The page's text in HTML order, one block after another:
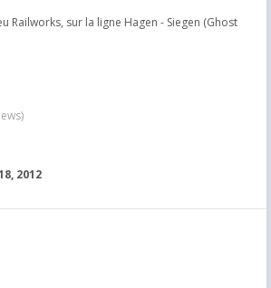
Railworks, sur la ligne Hagen - Siegen (Ghost
2012